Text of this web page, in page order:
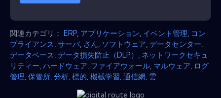
関連カテゴリ： ERP アプリケーション イベント管理 コン
プライアンス サーバ, さん ソフトウェア データセンター
データベース データ損失防止（DLP）
ネットワークセキュ
リティー ハードウェア ファイアウォール マルウェア ログ
管理 保管所 分析 標的 機械学習 通信網 雲